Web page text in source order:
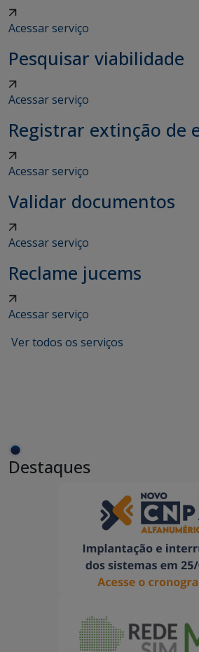
Acessar serviço
Pesquisar viabilidade
Acessar serviço
Registrar extinção de
Acessar serviço
Validar documentos
Acessar serviço
Reclame jucems
Acessar serviço
Ver todos os serviços
Destaques